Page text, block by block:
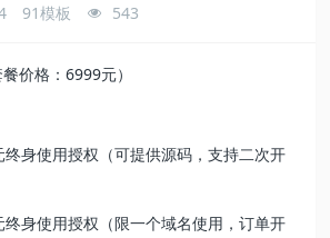
91模板 543
价格：6999元）
身使用授权（可提供源码，支持二次开
身使用授权（限一个域名使用，订单开